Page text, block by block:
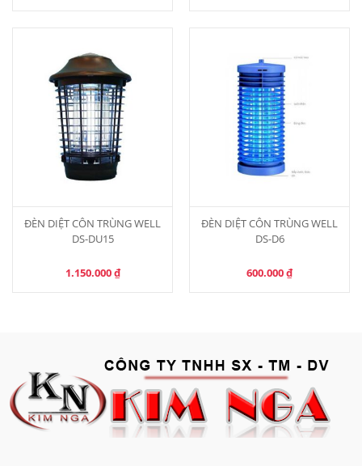
ĐÈN DIỆT CÔN TRÙNG WELL
DS-DU15
1.150.000₫
ĐÈN DIỆT CÔN TRÙNG WELL
DS-D6
600.000₫